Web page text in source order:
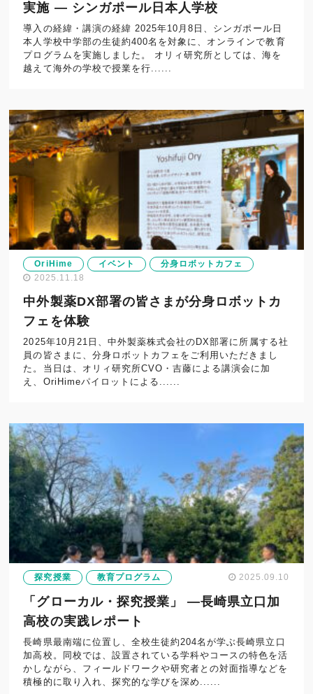
実施 — シンガポール日本人学校
導入の経緯・講演の経緯 2025年10月8日、シンガポール日
本人学校中学部の生徒約400名を対象に、オンラインで教育
プログラムを実施しました。 オリィ研究所としては、海を
越えて海外の学校で授業を行......
OriHime イベント
分身ロボットカフェ
2025.11.18
中外製薬DX部署の皆さまが分身ロボットカ
フェを体験
2025年10月21日、中外製薬株式会社のDX部署に所属する社
員の皆さまに、分身ロボットカフェをご利用いただきまし
た。当日は、オリィ研究所CVO・吉藤による講演会に加
え、OriHimeパイロットによる......
探究授業 教育プログラム 2025.09.10
「グローカル・探究授業」 —長崎県立口加
高校の実践レポート
長崎県最南端に位置し、全校生徒約204名が学ぶ長崎県立口
加高校。同校では、設置されている学科やコースの特色を活
かしながら、フィールドワークや研究者との対面指導などを
積極的に取り入れ、探究的な学びを深め......